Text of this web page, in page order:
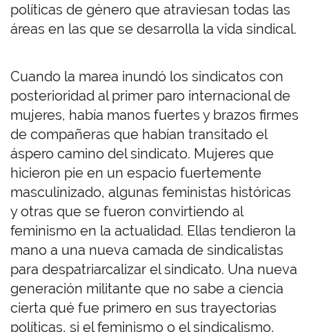
políticas de género que atraviesan todas las
áreas en las que se desarrolla la vida sindical.
Cuando la marea inundó los sindicatos con
posterioridad al primer paro internacional de
mujeres, había manos fuertes y brazos firmes
de compañeras que habían transitado el
áspero camino del sindicato. Mujeres que
hicieron pie en un espacio fuertemente
masculinizado, algunas feministas históricas
y otras que se fueron convirtiendo al
feminismo en la actualidad. Ellas tendieron la
mano a una nueva camada de sindicalistas
para despatriarcalizar el sindicato. Una nueva
generación militante que no sabe a ciencia
cierta qué fue primero en sus trayectorias
políticas, si el feminismo o el sindicalismo,